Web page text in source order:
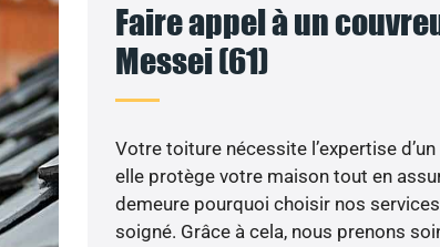
Faire appel à un
Messei (61)
Votre toiture nécessite l’expertise
elle protège votre maison tout en
demeure pourquoi choisir nos
soigné. Grâce à cela, nous prenons